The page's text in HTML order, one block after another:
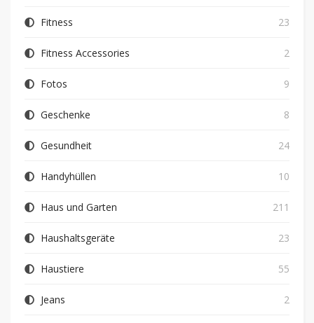
Fitness 23
Fitness Accessories 2
Fotos 9
Geschenke 8
Gesundheit 24
Handyhüllen 10
Haus und Garten 211
Haushaltsgeräte 23
Haustiere 55
Jeans 2